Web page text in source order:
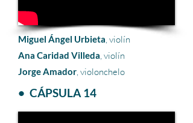
Miguel Ángel Urbieta, violín
Ana Caridad Villeda, violín
Jorge Amador, violonchelo
• CÁPSULA 14